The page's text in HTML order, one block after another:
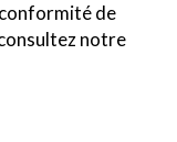
de
notre